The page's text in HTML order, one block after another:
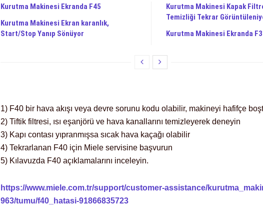
Kurutma Makinesi Ekranda F45
Kurutma Makinesi Ekran karanlık,
Start/Stop Yanıp Sönüyor
Kurutma Makinesi Kapak
Temizliği Tekrar
Kurutma Makinesi Ekranda
1) F40 bir hava akışı veya devre sorunu kodu olabilir, makineyi hafifçe
2) Tiftik filtresi, ısı eşanjörü ve hava kanallarını temizleyerek deneyin
3) Kapı contası yıpranmışsa sıcak hava kaçağı olabilir
4) Tekrarlanan F40 için Miele servisine başvurun
5) Kılavuzda F40 açıklamalarını inceleyin.
https://www.miele.com.tr/support/customer-assistance/
963/tumu/f40_hatasi-91866835723